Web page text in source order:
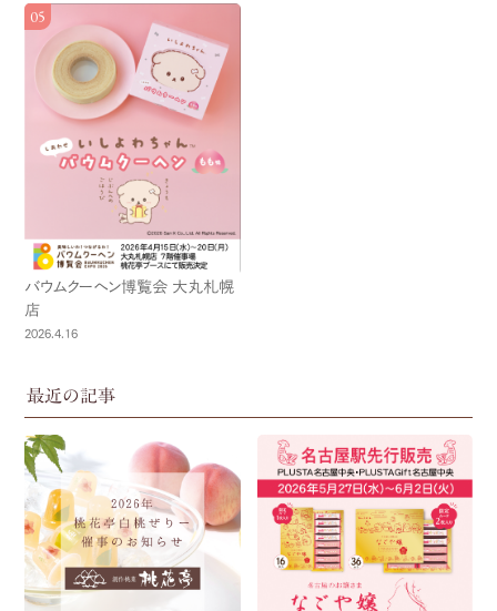
バウムクーヘン博覧会 大丸札幌
店
2026.4.16
最近の記事